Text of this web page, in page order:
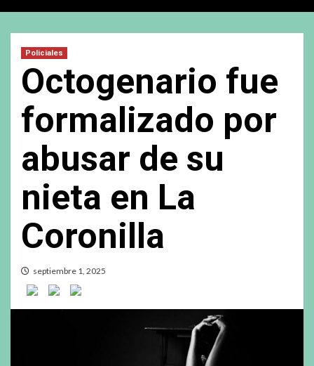
Policiales
Octogenario fue
formalizado por
abusar de su
nieta en La
Coronilla
septiembre 1, 2025